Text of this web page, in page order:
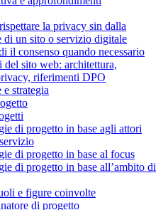
la privacy sin dalla
di un sito o servizio digitale
il consenso quando necessario
del sito web: architettura,
riferimenti DPO
strategia
di progetto in base agli attori
di progetto in base al focus
di progetto in base all’ambito di
e figure coinvolte
di progetto